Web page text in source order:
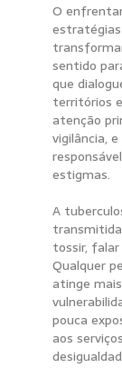
O
sentido
que
territórios
atenção
vigilância,
estigmas.
A
tossir, falar
Qualquer
atinge
pouca
aos